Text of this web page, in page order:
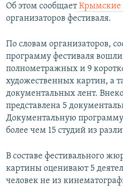
Об этом сообщаетКрымские
организаторов фестиваля.
По словам организаторов,
программу фестиваля
полнометражных и 9
художественных картин, а
документальных лент.
представлена 5
Документальную
более чем 15 студий из
В составе фестивального
картины оценивают 5
человек не из